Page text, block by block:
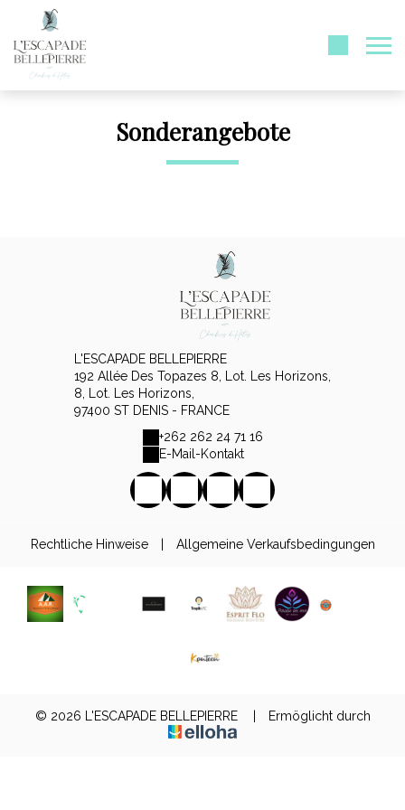
Sonderangebote
L'ESCAPADE BELLEPIERRE
192 Allée Des Topazes 8, Lot. Les Horizons,
8, Lot. Les Horizons,
97400 ST DENIS - FRANCE
+262 262 24 71 16
E-Mail-Kontakt
Rechtliche Hinweise Allgemeine Verkaufsbedingungen
© 2026 L'ESCAPADE BELLEPIERRE Ermöglicht durch